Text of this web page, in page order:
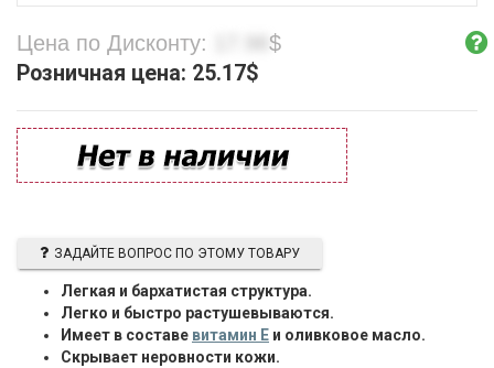
Цена по Дисконту: $
Розничная цена: 25.17$
ЗАДАЙТЕ ВОПРОС ПО ЭТОМУ ТОВАРУ
Легкая и бархатистая структура.
Легко и быстро растушевываются.
Имеет в составе витамин Е и оливковое масло.
Скрывает неровности кожи.